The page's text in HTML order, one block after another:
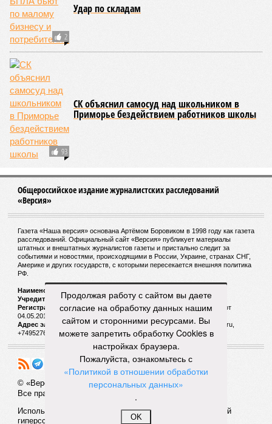
2
Удар по складам
93
СК объяснил самосуд над школьником в
Приморье бездействием работников школы
Общероссийское издание журналистских расследований
«Версия»
Газета «Наша версия» основана Артёмом Боровиком в 1998 году как газета
расследований. Официальный сайт «Версия» публикует материалы
штатных и внештатных журналистов газеты и пристально следит за
событиями и новостями, происходящими в России, Украине, странах СНГ,
Америке и других государств, с которыми пересекается внешняя политика
РФ.
Наименование:
Учредитель:
ООО «Версия»,Главный редактор:Горевой Р. Г.
Регистрационный номер Роскомнадзора:ЭЛ № ФС 77 - 72681 от
04.05.2018 г.
Адрес электронной почты и телефон редакции:versia@versia.ru,
+74952760348
© «Версия»
Все права защищены
Использование материалов «Версии» без индексируемой
гиперссылки запрещено
Продолжая работу с сайтом вы даете
согласие на обработку данных нашим
сайтом и сторонними ресурсами. Вы
можете запретить обработку Cookies в
настройках браузера.
Пожалуйста, ознакомьтесь с
«Политикой в отношении обработки
персональных данных»
.
OK